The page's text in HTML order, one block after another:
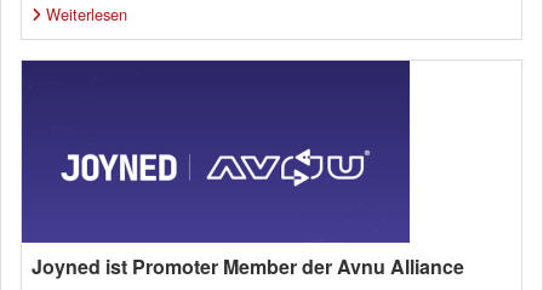
Weiterlesen
Joyned ist Promoter Member der Avnu Alliance